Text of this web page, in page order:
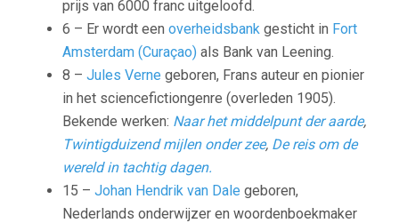
prijs van 6000 franc uitgeloofd.
6 – Er wordt een overheidsbank gesticht in Fort
Amsterdam (Curaçao) als Bank van Leening.
8 – Jules Verne geboren, Frans auteur en pionier
in het sciencefictiongenre (overleden 1905).
Bekende werken: Naar het middelpunt der aarde,
Twintigduizend mijlen onder zee, De reis om de
wereld in tachtig dagen.
15 – Johan Hendrik van Dale geboren,
Nederlands onderwijzer en woordenboekmaker